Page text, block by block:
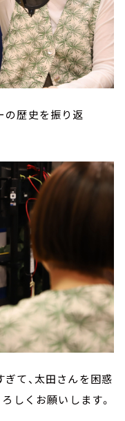
の歴史を振り返
て、太田さんを困惑
しくお願いします。